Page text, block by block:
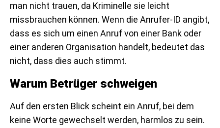
man nicht trauen, da Kriminelle sie leicht
missbrauchen können. Wenn die Anrufer-ID angibt,
dass es sich um einen Anruf von einer Bank oder
einer anderen Organisation handelt, bedeutet das
nicht, dass dies auch stimmt.
Warum Betrüger schweigen
Auf den ersten Blick scheint ein Anruf, bei dem
keine Worte gewechselt werden, harmlos zu sein.